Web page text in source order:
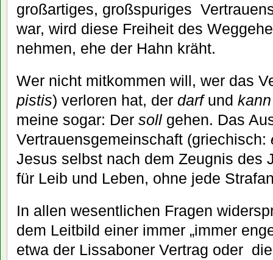
großartiges, großspuriges
war, wird diese Freiheit des
nehmen, ehe der Hahn kräht.
Wer nicht mitkommen will, wer das
pistis) verloren hat, der darfund kann
meine sogar: Der soll gehen. Das
Vertrauensgemeinschaft (griechisch:
Jesus selbst nach dem Zeugnis des
für Leib und Leben, ohne jede
In allen wesentlichen Fragen
dem Leitbild einer immer „immer
etwa der Lissaboner Vertrag oder